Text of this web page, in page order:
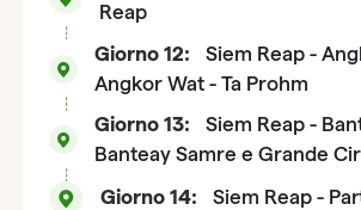
Reap
Giorno 12:
Siem Reap -
Angkor Wat - Ta Prohm
Giorno 13:
Siem Reap -
Banteay Samre e Grande
Giorno 14: Siem Reap -